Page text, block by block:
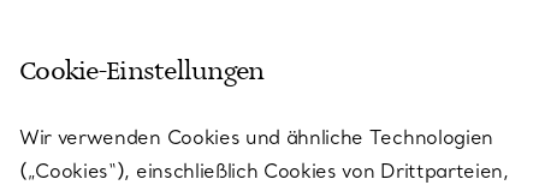
KUNDENSERVICE
SERVICES
Cookie-Einstellungen
Wir verwenden Cookies und ähnliche Technologien
(„Cookies“), einschließlich Cookies von Drittparteien,